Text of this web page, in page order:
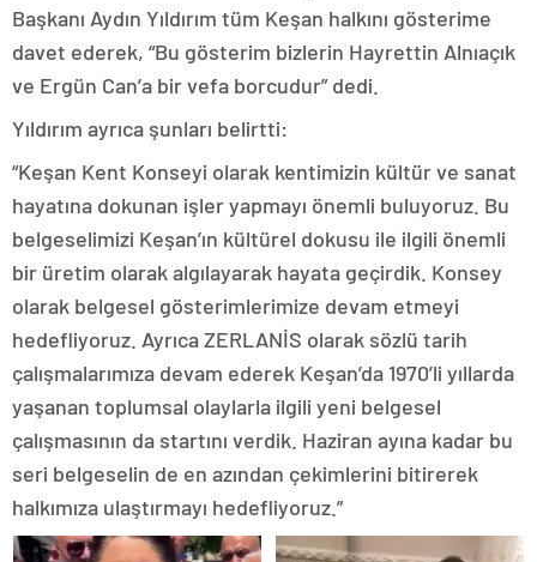
Başkanı Aydın Yıldırım tüm Keşan halkını gösterime
davet ederek, “Bu gösterim bizlerin Hayrettin Alnıaçık
ve Ergün Can’a bir vefa borcudur” dedi.
Yıldırım ayrıca şunları belirtti:
“Keşan Kent Konseyi olarak kentimizin kültür ve sanat
hayatına dokunan işler yapmayı önemli buluyoruz. Bu
belgeselimizi Keşan’ın kültürel dokusu ile ilgili önemli
bir üretim olarak algılayarak hayata geçirdik. Konsey
olarak belgesel gösterimlerimize devam etmeyi
hedefliyoruz. Ayrıca ZERLANİS olarak sözlü tarih
çalışmalarımıza devam ederek Keşan’da 1970’li yıllarda
yaşanan toplumsal olaylarla ilgili yeni belgesel
çalışmasının da startını verdik. Haziran ayına kadar bu
seri belgeselin de en azından çekimlerini bitirerek
halkımıza ulaştırmayı hedefliyoruz.”